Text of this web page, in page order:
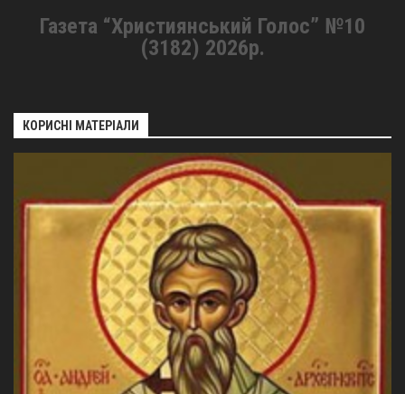
Газета “Християнський Голос” №10
(3182) 2026р.
КОРИСНІ МАТЕРІАЛИ